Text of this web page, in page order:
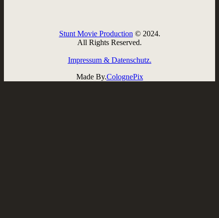
Stunt Movie Production © 2024.
All Rights Reserved.
Impressum & Datenschutz.
Made By.ColognePix